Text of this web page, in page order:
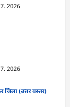
2026
2026
जिला (उत्तर बस्तर)